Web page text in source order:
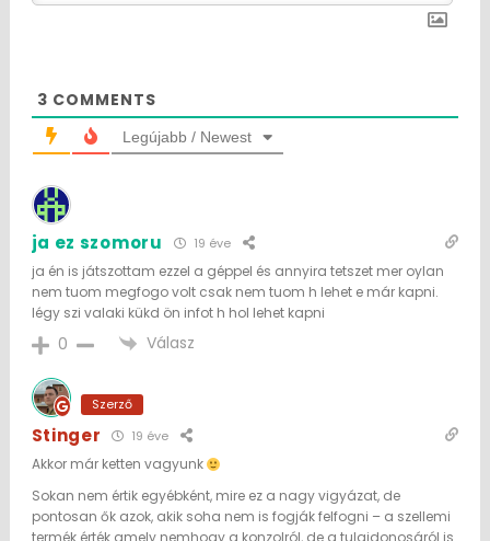
3 COMMENTS
Legújabb / Newest
ja ez szomoru 19 éve
ja én is játszottam ezzel a géppel és annyira tetszet mer oylan
nem tuom megfogo volt csak nem tuom h lehet e már kapni.
légy szi valaki kükd ön infot h hol lehet kapni
0 Válasz
Szerző
Stinger 19 éve
Akkor már ketten vagyunk
Sokan nem értik egyébként, mire ez a nagy vigyázat, de
pontosan ők azok, akik soha nem is fogják felfogni – a szellemi